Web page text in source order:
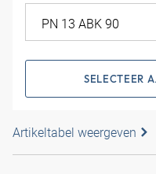
SELECTEER
Artikeltabel weergeven